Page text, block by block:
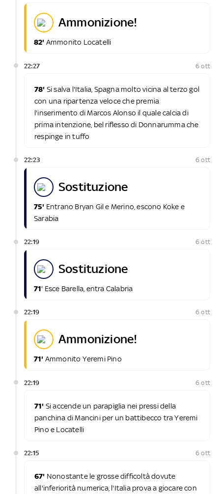
ammonizione!
82' Ammonito Locatelli
22:27 6 ott
78' Si salva l'Italia, Spagna molto vicina al terzo gol
con una ripartenza veloce che premia
l'inserimento di Marcos Alonso il quale calcia di
prima intenzione, bel riflesso di Donnarumma che
respinge in tuffo
22:23 6 ott
sostituzione
75' Entrano Bryan Gil e Merino, escono Koke e
Sarabia
22:19 6 ott
sostituzione
71' Esce Barella, entra Calabria
22:19 6 ott
ammonizione!
71' Ammonito Yeremi Pino
22:19 6 ott
71' Si accende un parapiglia nei pressi della
panchina di Mancini per un battibecco tra Yeremi
Pino e Locatelli
22:15 6 ott
67' Nonostante le grosse difficoltà dovute
all'inferiorità numerica, l'Italia prova a giocare con